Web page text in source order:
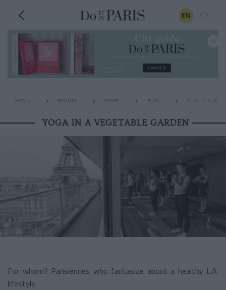
EN
HOME BEAUTY SPORT YOGA YOGA IN A
YOGA IN A VEGETABLE GARDEN
For whom? Parisiennes who fantasize about a healthy L.A.
lifestyle.